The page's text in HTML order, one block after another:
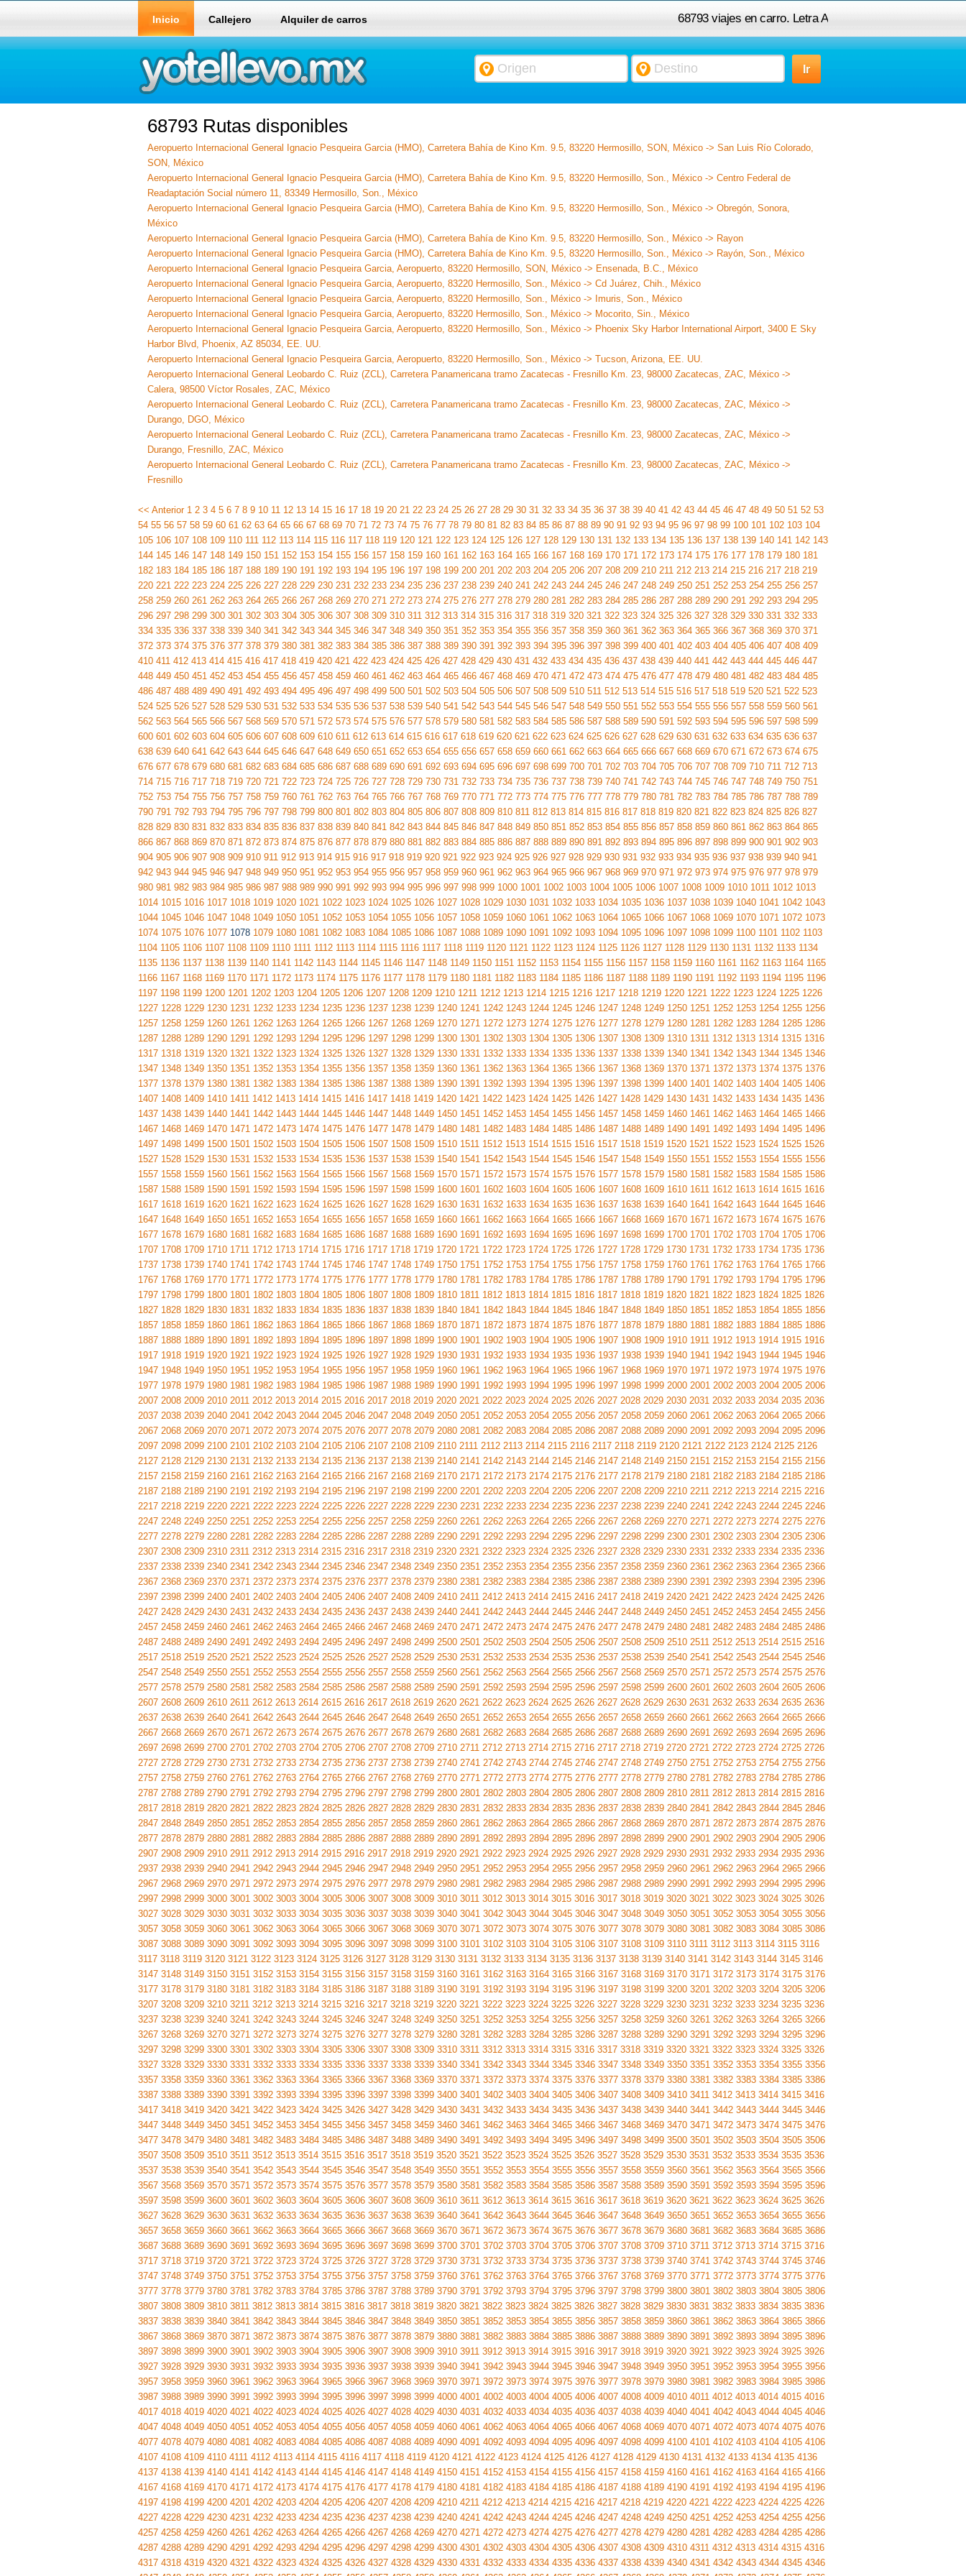
68793 viajes en carro. Letra A
Inicio Callejero Alquiler de carros
68793 Rutas disponibles
Aeropuerto Internacional General Ignacio Pesqueira Garcia (HMO), Carretera Bahía de Kino Km. 9.5, 83220 Hermosillo, SON, México -> San Luis Río Colorado,
SON, México
Aeropuerto Internacional General Ignacio Pesqueira Garcia (HMO), Carretera Bahía de Kino Km. 9.5, 83220 Hermosillo, Son., México -> Centro Federal de
Readaptación Social número 11, 83349 Hermosillo, Son., México
Aeropuerto Internacional General Ignacio Pesqueira Garcia (HMO), Carretera Bahía de Kino Km. 9.5, 83220 Hermosillo, Son., México -> Obregón, Sonora,
México
Aeropuerto Internacional General Ignacio Pesqueira Garcia (HMO), Carretera Bahía de Kino Km. 9.5, 83220 Hermosillo, Son., México -> Rayon
Aeropuerto Internacional General Ignacio Pesqueira Garcia (HMO), Carretera Bahía de Kino Km. 9.5, 83220 Hermosillo, Son., México -> Rayón, Son., México
Aeropuerto Internacional General Ignacio Pesqueira Garcia, Aeropuerto, 83220 Hermosillo, SON, México -> Ensenada, B.C., México
Aeropuerto Internacional General Ignacio Pesqueira Garcia, Aeropuerto, 83220 Hermosillo, Son., México -> Cd Juárez, Chih., México
Aeropuerto Internacional General Ignacio Pesqueira Garcia, Aeropuerto, 83220 Hermosillo, Son., México -> Imuris, Son., México
Aeropuerto Internacional General Ignacio Pesqueira Garcia, Aeropuerto, 83220 Hermosillo, Son., México -> Mocorito, Sin., México
Aeropuerto Internacional General Ignacio Pesqueira Garcia, Aeropuerto, 83220 Hermosillo, Son., México -> Phoenix Sky Harbor International Airport, 3400 E Sky
Harbor Blvd, Phoenix, AZ 85034, EE. UU.
Aeropuerto Internacional General Ignacio Pesqueira Garcia, Aeropuerto, 83220 Hermosillo, Son., México -> Tucson, Arizona, EE. UU.
Aeropuerto Internacional General Leobardo C. Ruiz (ZCL), Carretera Panamericana tramo Zacatecas - Fresnillo Km. 23, 98000 Zacatecas, ZAC, México ->
Calera, 98500 Víctor Rosales, ZAC, México
Aeropuerto Internacional General Leobardo C. Ruiz (ZCL), Carretera Panamericana tramo Zacatecas - Fresnillo Km. 23, 98000 Zacatecas, ZAC, México ->
Durango, DGO, México
Aeropuerto Internacional General Leobardo C. Ruiz (ZCL), Carretera Panamericana tramo Zacatecas - Fresnillo Km. 23, 98000 Zacatecas, ZAC, México ->
Durango, Fresnillo, ZAC, México
Aeropuerto Internacional General Leobardo C. Ruiz (ZCL), Carretera Panamericana tramo Zacatecas - Fresnillo Km. 23, 98000 Zacatecas, ZAC, México ->
Fresnillo
<< Anterior 1 2 3 4 5 6 7 8 9 10 11 12 13 14 15 16 17 18 19 20 21 22 23 24 25 26 27 28 29 30 31 32 33 34 35 36 37 38 39 40 41 42 43 44 45 46 47 48 49 50 51 52 53
54 55 56 57 58 59 60 61 62 63 64 65 66 67 68 69 70 71 72 73 74 75 76 77 78 79 80 81 82 83 84 85 86 87 88 89 90 91 92 93 94 95 96 97 98 99 100 101 102 103 104
105 106 107 108 109 110 111 112 113 114 115 116 117 118 119 120 121 122 123 124 125 126 127 128 129 130 131 132 133 134 135 136 137 138 139 140 141 142 143
144 145 146 147 148 149 150 151 152 153 154 155 156 157 158 159 160 161 162 163 164 165 166 167 168 169 170 171 172 173 174 175 176 177 178 179 180 181
182 183 184 185 186 187 188 189 190 191 192 193 194 195 196 197 198 199 200 201 202 203 204 205 206 207 208 209 210 211 212 213 214 215 216 217 218 219
220 221 222 223 224 225 226 227 228 229 230 231 232 233 234 235 236 237 238 239 240 241 242 243 244 245 246 247 248 249 250 251 252 253 254 255 256 257
258 259 260 261 262 263 264 265 266 267 268 269 270 271 272 273 274 275 276 277 278 279 280 281 282 283 284 285 286 287 288 289 290 291 292 293 294 295
296 297 298 299 300 301 302 303 304 305 306 307 308 309 310 311 312 313 314 315 316 317 318 319 320 321 322 323 324 325 326 327 328 329 330 331 332 333
334 335 336 337 338 339 340 341 342 343 344 345 346 347 348 349 350 351 352 353 354 355 356 357 358 359 360 361 362 363 364 365 366 367 368 369 370 371
372 373 374 375 376 377 378 379 380 381 382 383 384 385 386 387 388 389 390 391 392 393 394 395 396 397 398 399 400 401 402 403 404 405 406 407 408 409
410 411 412 413 414 415 416 417 418 419 420 421 422 423 424 425 426 427 428 429 430 431 432 433 434 435 436 437 438 439 440 441 442 443 444 445 446 447
448 449 450 451 452 453 454 455 456 457 458 459 460 461 462 463 464 465 466 467 468 469 470 471 472 473 474 475 476 477 478 479 480 481 482 483 484 485
486 487 488 489 490 491 492 493 494 495 496 497 498 499 500 501 502 503 504 505 506 507 508 509 510 511 512 513 514 515 516 517 518 519 520 521 522 523
524 525 526 527 528 529 530 531 532 533 534 535 536 537 538 539 540 541 542 543 544 545 546 547 548 549 550 551 552 553 554 555 556 557 558 559 560 561
562 563 564 565 566 567 568 569 570 571 572 573 574 575 576 577 578 579 580 581 582 583 584 585 586 587 588 589 590 591 592 593 594 595 596 597 598 599
600 601 602 603 604 605 606 607 608 609 610 611 612 613 614 615 616 617 618 619 620 621 622 623 624 625 626 627 628 629 630 631 632 633 634 635 636 637
638 639 640 641 642 643 644 645 646 647 648 649 650 651 652 653 654 655 656 657 658 659 660 661 662 663 664 665 666 667 668 669 670 671 672 673 674 675
676 677 678 679 680 681 682 683 684 685 686 687 688 689 690 691 692 693 694 695 696 697 698 699 700 701 702 703 704 705 706 707 708 709 710 711 712 713
714 715 716 717 718 719 720 721 722 723 724 725 726 727 728 729 730 731 732 733 734 735 736 737 738 739 740 741 742 743 744 745 746 747 748 749 750 751
752 753 754 755 756 757 758 759 760 761 762 763 764 765 766 767 768 769 770 771 772 773 774 775 776 777 778 779 780 781 782 783 784 785 786 787 788 789
790 791 792 793 794 795 796 797 798 799 800 801 802 803 804 805 806 807 808 809 810 811 812 813 814 815 816 817 818 819 820 821 822 823 824 825 826 827
828 829 830 831 832 833 834 835 836 837 838 839 840 841 842 843 844 845 846 847 848 849 850 851 852 853 854 855 856 857 858 859 860 861 862 863 864 865
866 867 868 869 870 871 872 873 874 875 876 877 878 879 880 881 882 883 884 885 886 887 888 889 890 891 892 893 894 895 896 897 898 899 900 901 902 903
904 905 906 907 908 909 910 911 912 913 914 915 916 917 918 919 920 921 922 923 924 925 926 927 928 929 930 931 932 933 934 935 936 937 938 939 940 941
942 943 944 945 946 947 948 949 950 951 952 953 954 955 956 957 958 959 960 961 962 963 964 965 966 967 968 969 970 971 972 973 974 975 976 977 978 979
980 981 982 983 984 985 986 987 988 989 990 991 992 993 994 995 996 997 998 999 1000 1001 1002 1003 1004 1005 1006 1007 1008 1009 1010 1011 1012 1013
1014 1015 1016 1017 1018 1019 1020 1021 1022 1023 1024 1025 1026 1027 1028 1029 1030 1031 1032 1033 1034 1035 1036 1037 1038 1039 1040 1041 1042 1043
1044 1045 1046 1047 1048 1049 1050 1051 1052 1053 1054 1055 1056 1057 1058 1059 1060 1061 1062 1063 1064 1065 1066 1067 1068 1069 1070 1071 1072 1073
1074 1075 1076 1077 1078 1079 1080 1081 1082 1083 1084 1085 1086 1087 1088 1089 1090 1091 1092 1093 1094 1095 1096 1097 1098 1099 1100 1101 1102 1103
1104 1105 1106 1107 1108 1109 1110 1111 1112 1113 1114 1115 1116 1117 1118 1119 1120 1121 1122 1123 1124 1125 1126 1127 1128 1129 1130 1131 1132 1133 1134
1135 1136 1137 1138 1139 1140 1141 1142 1143 1144 1145 1146 1147 1148 1149 1150 1151 1152 1153 1154 1155 1156 1157 1158 1159 1160 1161 1162 1163 1164 1165
1166 1167 1168 1169 1170 1171 1172 1173 1174 1175 1176 1177 1178 1179 1180 1181 1182 1183 1184 1185 1186 1187 1188 1189 1190 1191 1192 1193 1194 1195 1196
1197 1198 1199 1200 1201 1202 1203 1204 1205 1206 1207 1208 1209 1210 1211 1212 1213 1214 1215 1216 1217 1218 1219 1220 1221 1222 1223 1224 1225 1226
1227 1228 1229 1230 1231 1232 1233 1234 1235 1236 1237 1238 1239 1240 1241 1242 1243 1244 1245 1246 1247 1248 1249 1250 1251 1252 1253 1254 1255 1256
1257 1258 1259 1260 1261 1262 1263 1264 1265 1266 1267 1268 1269 1270 1271 1272 1273 1274 1275 1276 1277 1278 1279 1280 1281 1282 1283 1284 1285 1286
1287 1288 1289 1290 1291 1292 1293 1294 1295 1296 1297 1298 1299 1300 1301 1302 1303 1304 1305 1306 1307 1308 1309 1310 1311 1312 1313 1314 1315 1316
1317 1318 1319 1320 1321 1322 1323 1324 1325 1326 1327 1328 1329 1330 1331 1332 1333 1334 1335 1336 1337 1338 1339 1340 1341 1342 1343 1344 1345 1346
1347 1348 1349 1350 1351 1352 1353 1354 1355 1356 1357 1358 1359 1360 1361 1362 1363 1364 1365 1366 1367 1368 1369 1370 1371 1372 1373 1374 1375 1376
1377 1378 1379 1380 1381 1382 1383 1384 1385 1386 1387 1388 1389 1390 1391 1392 1393 1394 1395 1396 1397 1398 1399 1400 1401 1402 1403 1404 1405 1406
1407 1408 1409 1410 1411 1412 1413 1414 1415 1416 1417 1418 1419 1420 1421 1422 1423 1424 1425 1426 1427 1428 1429 1430 1431 1432 1433 1434 1435 1436
1437 1438 1439 1440 1441 1442 1443 1444 1445 1446 1447 1448 1449 1450 1451 1452 1453 1454 1455 1456 1457 1458 1459 1460 1461 1462 1463 1464 1465 1466
1467 1468 1469 1470 1471 1472 1473 1474 1475 1476 1477 1478 1479 1480 1481 1482 1483 1484 1485 1486 1487 1488 1489 1490 1491 1492 1493 1494 1495 1496
1497 1498 1499 1500 1501 1502 1503 1504 1505 1506 1507 1508 1509 1510 1511 1512 1513 1514 1515 1516 1517 1518 1519 1520 1521 1522 1523 1524 1525 1526
1527 1528 1529 1530 1531 1532 1533 1534 1535 1536 1537 1538 1539 1540 1541 1542 1543 1544 1545 1546 1547 1548 1549 1550 1551 1552 1553 1554 1555 1556
1557 1558 1559 1560 1561 1562 1563 1564 1565 1566 1567 1568 1569 1570 1571 1572 1573 1574 1575 1576 1577 1578 1579 1580 1581 1582 1583 1584 1585 1586
1587 1588 1589 1590 1591 1592 1593 1594 1595 1596 1597 1598 1599 1600 1601 1602 1603 1604 1605 1606 1607 1608 1609 1610 1611 1612 1613 1614 1615 1616
1617 1618 1619 1620 1621 1622 1623 1624 1625 1626 1627 1628 1629 1630 1631 1632 1633 1634 1635 1636 1637 1638 1639 1640 1641 1642 1643 1644 1645 1646
1647 1648 1649 1650 1651 1652 1653 1654 1655 1656 1657 1658 1659 1660 1661 1662 1663 1664 1665 1666 1667 1668 1669 1670 1671 1672 1673 1674 1675 1676
1677 1678 1679 1680 1681 1682 1683 1684 1685 1686 1687 1688 1689 1690 1691 1692 1693 1694 1695 1696 1697 1698 1699 1700 1701 1702 1703 1704 1705 1706
1707 1708 1709 1710 1711 1712 1713 1714 1715 1716 1717 1718 1719 1720 1721 1722 1723 1724 1725 1726 1727 1728 1729 1730 1731 1732 1733 1734 1735 1736
1737 1738 1739 1740 1741 1742 1743 1744 1745 1746 1747 1748 1749 1750 1751 1752 1753 1754 1755 1756 1757 1758 1759 1760 1761 1762 1763 1764 1765 1766
1767 1768 1769 1770 1771 1772 1773 1774 1775 1776 1777 1778 1779 1780 1781 1782 1783 1784 1785 1786 1787 1788 1789 1790 1791 1792 1793 1794 1795 1796
1797 1798 1799 1800 1801 1802 1803 1804 1805 1806 1807 1808 1809 1810 1811 1812 1813 1814 1815 1816 1817 1818 1819 1820 1821 1822 1823 1824 1825 1826
1827 1828 1829 1830 1831 1832 1833 1834 1835 1836 1837 1838 1839 1840 1841 1842 1843 1844 1845 1846 1847 1848 1849 1850 1851 1852 1853 1854 1855 1856
1857 1858 1859 1860 1861 1862 1863 1864 1865 1866 1867 1868 1869 1870 1871 1872 1873 1874 1875 1876 1877 1878 1879 1880 1881 1882 1883 1884 1885 1886
1887 1888 1889 1890 1891 1892 1893 1894 1895 1896 1897 1898 1899 1900 1901 1902 1903 1904 1905 1906 1907 1908 1909 1910 1911 1912 1913 1914 1915 1916
1917 1918 1919 1920 1921 1922 1923 1924 1925 1926 1927 1928 1929 1930 1931 1932 1933 1934 1935 1936 1937 1938 1939 1940 1941 1942 1943 1944 1945 1946
1947 1948 1949 1950 1951 1952 1953 1954 1955 1956 1957 1958 1959 1960 1961 1962 1963 1964 1965 1966 1967 1968 1969 1970 1971 1972 1973 1974 1975 1976
1977 1978 1979 1980 1981 1982 1983 1984 1985 1986 1987 1988 1989 1990 1991 1992 1993 1994 1995 1996 1997 1998 1999 2000 2001 2002 2003 2004 2005 2006
2007 2008 2009 2010 2011 2012 2013 2014 2015 2016 2017 2018 2019 2020 2021 2022 2023 2024 2025 2026 2027 2028 2029 2030 2031 2032 2033 2034 2035 2036
2037 2038 2039 2040 2041 2042 2043 2044 2045 2046 2047 2048 2049 2050 2051 2052 2053 2054 2055 2056 2057 2058 2059 2060 2061 2062 2063 2064 2065 2066
2067 2068 2069 2070 2071 2072 2073 2074 2075 2076 2077 2078 2079 2080 2081 2082 2083 2084 2085 2086 2087 2088 2089 2090 2091 2092 2093 2094 2095 2096
2097 2098 2099 2100 2101 2102 2103 2104 2105 2106 2107 2108 2109 2110 2111 2112 2113 2114 2115 2116 2117 2118 2119 2120 2121 2122 2123 2124 2125 2126
2127 2128 2129 2130 2131 2132 2133 2134 2135 2136 2137 2138 2139 2140 2141 2142 2143 2144 2145 2146 2147 2148 2149 2150 2151 2152 2153 2154 2155 2156
2157 2158 2159 2160 2161 2162 2163 2164 2165 2166 2167 2168 2169 2170 2171 2172 2173 2174 2175 2176 2177 2178 2179 2180 2181 2182 2183 2184 2185 2186
2187 2188 2189 2190 2191 2192 2193 2194 2195 2196 2197 2198 2199 2200 2201 2202 2203 2204 2205 2206 2207 2208 2209 2210 2211 2212 2213 2214 2215 2216
2217 2218 2219 2220 2221 2222 2223 2224 2225 2226 2227 2228 2229 2230 2231 2232 2233 2234 2235 2236 2237 2238 2239 2240 2241 2242 2243 2244 2245 2246
2247 2248 2249 2250 2251 2252 2253 2254 2255 2256 2257 2258 2259 2260 2261 2262 2263 2264 2265 2266 2267 2268 2269 2270 2271 2272 2273 2274 2275 2276
2277 2278 2279 2280 2281 2282 2283 2284 2285 2286 2287 2288 2289 2290 2291 2292 2293 2294 2295 2296 2297 2298 2299 2300 2301 2302 2303 2304 2305 2306
2307 2308 2309 2310 2311 2312 2313 2314 2315 2316 2317 2318 2319 2320 2321 2322 2323 2324 2325 2326 2327 2328 2329 2330 2331 2332 2333 2334 2335 2336
2337 2338 2339 2340 2341 2342 2343 2344 2345 2346 2347 2348 2349 2350 2351 2352 2353 2354 2355 2356 2357 2358 2359 2360 2361 2362 2363 2364 2365 2366
2367 2368 2369 2370 2371 2372 2373 2374 2375 2376 2377 2378 2379 2380 2381 2382 2383 2384 2385 2386 2387 2388 2389 2390 2391 2392 2393 2394 2395 2396
2397 2398 2399 2400 2401 2402 2403 2404 2405 2406 2407 2408 2409 2410 2411 2412 2413 2414 2415 2416 2417 2418 2419 2420 2421 2422 2423 2424 2425 2426
2427 2428 2429 2430 2431 2432 2433 2434 2435 2436 2437 2438 2439 2440 2441 2442 2443 2444 2445 2446 2447 2448 2449 2450 2451 2452 2453 2454 2455 2456
2457 2458 2459 2460 2461 2462 2463 2464 2465 2466 2467 2468 2469 2470 2471 2472 2473 2474 2475 2476 2477 2478 2479 2480 2481 2482 2483 2484 2485 2486
2487 2488 2489 2490 2491 2492 2493 2494 2495 2496 2497 2498 2499 2500 2501 2502 2503 2504 2505 2506 2507 2508 2509 2510 2511 2512 2513 2514 2515 2516
2517 2518 2519 2520 2521 2522 2523 2524 2525 2526 2527 2528 2529 2530 2531 2532 2533 2534 2535 2536 2537 2538 2539 2540 2541 2542 2543 2544 2545 2546
2547 2548 2549 2550 2551 2552 2553 2554 2555 2556 2557 2558 2559 2560 2561 2562 2563 2564 2565 2566 2567 2568 2569 2570 2571 2572 2573 2574 2575 2576
2577 2578 2579 2580 2581 2582 2583 2584 2585 2586 2587 2588 2589 2590 2591 2592 2593 2594 2595 2596 2597 2598 2599 2600 2601 2602 2603 2604 2605 2606
2607 2608 2609 2610 2611 2612 2613 2614 2615 2616 2617 2618 2619 2620 2621 2622 2623 2624 2625 2626 2627 2628 2629 2630 2631 2632 2633 2634 2635 2636
2637 2638 2639 2640 2641 2642 2643 2644 2645 2646 2647 2648 2649 2650 2651 2652 2653 2654 2655 2656 2657 2658 2659 2660 2661 2662 2663 2664 2665 2666
2667 2668 2669 2670 2671 2672 2673 2674 2675 2676 2677 2678 2679 2680 2681 2682 2683 2684 2685 2686 2687 2688 2689 2690 2691 2692 2693 2694 2695 2696
2697 2698 2699 2700 2701 2702 2703 2704 2705 2706 2707 2708 2709 2710 2711 2712 2713 2714 2715 2716 2717 2718 2719 2720 2721 2722 2723 2724 2725 2726
2727 2728 2729 2730 2731 2732 2733 2734 2735 2736 2737 2738 2739 2740 2741 2742 2743 2744 2745 2746 2747 2748 2749 2750 2751 2752 2753 2754 2755 2756
2757 2758 2759 2760 2761 2762 2763 2764 2765 2766 2767 2768 2769 2770 2771 2772 2773 2774 2775 2776 2777 2778 2779 2780 2781 2782 2783 2784 2785 2786
2787 2788 2789 2790 2791 2792 2793 2794 2795 2796 2797 2798 2799 2800 2801 2802 2803 2804 2805 2806 2807 2808 2809 2810 2811 2812 2813 2814 2815 2816
2817 2818 2819 2820 2821 2822 2823 2824 2825 2826 2827 2828 2829 2830 2831 2832 2833 2834 2835 2836 2837 2838 2839 2840 2841 2842 2843 2844 2845 2846
2847 2848 2849 2850 2851 2852 2853 2854 2855 2856 2857 2858 2859 2860 2861 2862 2863 2864 2865 2866 2867 2868 2869 2870 2871 2872 2873 2874 2875 2876
2877 2878 2879 2880 2881 2882 2883 2884 2885 2886 2887 2888 2889 2890 2891 2892 2893 2894 2895 2896 2897 2898 2899 2900 2901 2902 2903 2904 2905 2906
2907 2908 2909 2910 2911 2912 2913 2914 2915 2916 2917 2918 2919 2920 2921 2922 2923 2924 2925 2926 2927 2928 2929 2930 2931 2932 2933 2934 2935 2936
2937 2938 2939 2940 2941 2942 2943 2944 2945 2946 2947 2948 2949 2950 2951 2952 2953 2954 2955 2956 2957 2958 2959 2960 2961 2962 2963 2964 2965 2966
2967 2968 2969 2970 2971 2972 2973 2974 2975 2976 2977 2978 2979 2980 2981 2982 2983 2984 2985 2986 2987 2988 2989 2990 2991 2992 2993 2994 2995 2996
2997 2998 2999 3000 3001 3002 3003 3004 3005 3006 3007 3008 3009 3010 3011 3012 3013 3014 3015 3016 3017 3018 3019 3020 3021 3022 3023 3024 3025 3026
3027 3028 3029 3030 3031 3032 3033 3034 3035 3036 3037 3038 3039 3040 3041 3042 3043 3044 3045 3046 3047 3048 3049 3050 3051 3052 3053 3054 3055 3056
3057 3058 3059 3060 3061 3062 3063 3064 3065 3066 3067 3068 3069 3070 3071 3072 3073 3074 3075 3076 3077 3078 3079 3080 3081 3082 3083 3084 3085 3086
3087 3088 3089 3090 3091 3092 3093 3094 3095 3096 3097 3098 3099 3100 3101 3102 3103 3104 3105 3106 3107 3108 3109 3110 3111 3112 3113 3114 3115 3116
3117 3118 3119 3120 3121 3122 3123 3124 3125 3126 3127 3128 3129 3130 3131 3132 3133 3134 3135 3136 3137 3138 3139 3140 3141 3142 3143 3144 3145 3146
3147 3148 3149 3150 3151 3152 3153 3154 3155 3156 3157 3158 3159 3160 3161 3162 3163 3164 3165 3166 3167 3168 3169 3170 3171 3172 3173 3174 3175 3176
3177 3178 3179 3180 3181 3182 3183 3184 3185 3186 3187 3188 3189 3190 3191 3192 3193 3194 3195 3196 3197 3198 3199 3200 3201 3202 3203 3204 3205 3206
3207 3208 3209 3210 3211 3212 3213 3214 3215 3216 3217 3218 3219 3220 3221 3222 3223 3224 3225 3226 3227 3228 3229 3230 3231 3232 3233 3234 3235 3236
3237 3238 3239 3240 3241 3242 3243 3244 3245 3246 3247 3248 3249 3250 3251 3252 3253 3254 3255 3256 3257 3258 3259 3260 3261 3262 3263 3264 3265 3266
3267 3268 3269 3270 3271 3272 3273 3274 3275 3276 3277 3278 3279 3280 3281 3282 3283 3284 3285 3286 3287 3288 3289 3290 3291 3292 3293 3294 3295 3296
3297 3298 3299 3300 3301 3302 3303 3304 3305 3306 3307 3308 3309 3310 3311 3312 3313 3314 3315 3316 3317 3318 3319 3320 3321 3322 3323 3324 3325 3326
3327 3328 3329 3330 3331 3332 3333 3334 3335 3336 3337 3338 3339 3340 3341 3342 3343 3344 3345 3346 3347 3348 3349 3350 3351 3352 3353 3354 3355 3356
3357 3358 3359 3360 3361 3362 3363 3364 3365 3366 3367 3368 3369 3370 3371 3372 3373 3374 3375 3376 3377 3378 3379 3380 3381 3382 3383 3384 3385 3386
3387 3388 3389 3390 3391 3392 3393 3394 3395 3396 3397 3398 3399 3400 3401 3402 3403 3404 3405 3406 3407 3408 3409 3410 3411 3412 3413 3414 3415 3416
3417 3418 3419 3420 3421 3422 3423 3424 3425 3426 3427 3428 3429 3430 3431 3432 3433 3434 3435 3436 3437 3438 3439 3440 3441 3442 3443 3444 3445 3446
3447 3448 3449 3450 3451 3452 3453 3454 3455 3456 3457 3458 3459 3460 3461 3462 3463 3464 3465 3466 3467 3468 3469 3470 3471 3472 3473 3474 3475 3476
3477 3478 3479 3480 3481 3482 3483 3484 3485 3486 3487 3488 3489 3490 3491 3492 3493 3494 3495 3496 3497 3498 3499 3500 3501 3502 3503 3504 3505 3506
3507 3508 3509 3510 3511 3512 3513 3514 3515 3516 3517 3518 3519 3520 3521 3522 3523 3524 3525 3526 3527 3528 3529 3530 3531 3532 3533 3534 3535 3536
3537 3538 3539 3540 3541 3542 3543 3544 3545 3546 3547 3548 3549 3550 3551 3552 3553 3554 3555 3556 3557 3558 3559 3560 3561 3562 3563 3564 3565 3566
3567 3568 3569 3570 3571 3572 3573 3574 3575 3576 3577 3578 3579 3580 3581 3582 3583 3584 3585 3586 3587 3588 3589 3590 3591 3592 3593 3594 3595 3596
3597 3598 3599 3600 3601 3602 3603 3604 3605 3606 3607 3608 3609 3610 3611 3612 3613 3614 3615 3616 3617 3618 3619 3620 3621 3622 3623 3624 3625 3626
3627 3628 3629 3630 3631 3632 3633 3634 3635 3636 3637 3638 3639 3640 3641 3642 3643 3644 3645 3646 3647 3648 3649 3650 3651 3652 3653 3654 3655 3656
3657 3658 3659 3660 3661 3662 3663 3664 3665 3666 3667 3668 3669 3670 3671 3672 3673 3674 3675 3676 3677 3678 3679 3680 3681 3682 3683 3684 3685 3686
3687 3688 3689 3690 3691 3692 3693 3694 3695 3696 3697 3698 3699 3700 3701 3702 3703 3704 3705 3706 3707 3708 3709 3710 3711 3712 3713 3714 3715 3716
3717 3718 3719 3720 3721 3722 3723 3724 3725 3726 3727 3728 3729 3730 3731 3732 3733 3734 3735 3736 3737 3738 3739 3740 3741 3742 3743 3744 3745 3746
3747 3748 3749 3750 3751 3752 3753 3754 3755 3756 3757 3758 3759 3760 3761 3762 3763 3764 3765 3766 3767 3768 3769 3770 3771 3772 3773 3774 3775 3776
3777 3778 3779 3780 3781 3782 3783 3784 3785 3786 3787 3788 3789 3790 3791 3792 3793 3794 3795 3796 3797 3798 3799 3800 3801 3802 3803 3804 3805 3806
3807 3808 3809 3810 3811 3812 3813 3814 3815 3816 3817 3818 3819 3820 3821 3822 3823 3824 3825 3826 3827 3828 3829 3830 3831 3832 3833 3834 3835 3836
3837 3838 3839 3840 3841 3842 3843 3844 3845 3846 3847 3848 3849 3850 3851 3852 3853 3854 3855 3856 3857 3858 3859 3860 3861 3862 3863 3864 3865 3866
3867 3868 3869 3870 3871 3872 3873 3874 3875 3876 3877 3878 3879 3880 3881 3882 3883 3884 3885 3886 3887 3888 3889 3890 3891 3892 3893 3894 3895 3896
3897 3898 3899 3900 3901 3902 3903 3904 3905 3906 3907 3908 3909 3910 3911 3912 3913 3914 3915 3916 3917 3918 3919 3920 3921 3922 3923 3924 3925 3926
3927 3928 3929 3930 3931 3932 3933 3934 3935 3936 3937 3938 3939 3940 3941 3942 3943 3944 3945 3946 3947 3948 3949 3950 3951 3952 3953 3954 3955 3956
3957 3958 3959 3960 3961 3962 3963 3964 3965 3966 3967 3968 3969 3970 3971 3972 3973 3974 3975 3976 3977 3978 3979 3980 3981 3982 3983 3984 3985 3986
3987 3988 3989 3990 3991 3992 3993 3994 3995 3996 3997 3998 3999 4000 4001 4002 4003 4004 4005 4006 4007 4008 4009 4010 4011 4012 4013 4014 4015 4016
4017 4018 4019 4020 4021 4022 4023 4024 4025 4026 4027 4028 4029 4030 4031 4032 4033 4034 4035 4036 4037 4038 4039 4040 4041 4042 4043 4044 4045 4046
4047 4048 4049 4050 4051 4052 4053 4054 4055 4056 4057 4058 4059 4060 4061 4062 4063 4064 4065 4066 4067 4068 4069 4070 4071 4072 4073 4074 4075 4076
4077 4078 4079 4080 4081 4082 4083 4084 4085 4086 4087 4088 4089 4090 4091 4092 4093 4094 4095 4096 4097 4098 4099 4100 4101 4102 4103 4104 4105 4106
4107 4108 4109 4110 4111 4112 4113 4114 4115 4116 4117 4118 4119 4120 4121 4122 4123 4124 4125 4126 4127 4128 4129 4130 4131 4132 4133 4134 4135 4136
4137 4138 4139 4140 4141 4142 4143 4144 4145 4146 4147 4148 4149 4150 4151 4152 4153 4154 4155 4156 4157 4158 4159 4160 4161 4162 4163 4164 4165 4166
4167 4168 4169 4170 4171 4172 4173 4174 4175 4176 4177 4178 4179 4180 4181 4182 4183 4184 4185 4186 4187 4188 4189 4190 4191 4192 4193 4194 4195 4196
4197 4198 4199 4200 4201 4202 4203 4204 4205 4206 4207 4208 4209 4210 4211 4212 4213 4214 4215 4216 4217 4218 4219 4220 4221 4222 4223 4224 4225 4226
4227 4228 4229 4230 4231 4232 4233 4234 4235 4236 4237 4238 4239 4240 4241 4242 4243 4244 4245 4246 4247 4248 4249 4250 4251 4252 4253 4254 4255 4256
4257 4258 4259 4260 4261 4262 4263 4264 4265 4266 4267 4268 4269 4270 4271 4272 4273 4274 4275 4276 4277 4278 4279 4280 4281 4282 4283 4284 4285 4286
4287 4288 4289 4290 4291 4292 4293 4294 4295 4296 4297 4298 4299 4300 4301 4302 4303 4304 4305 4306 4307 4308 4309 4310 4311 4312 4313 4314 4315 4316
4317 4318 4319 4320 4321 4322 4323 4324 4325 4326 4327 4328 4329 4330 4331 4332 4333 4334 4335 4336 4337 4338 4339 4340 4341 4342 4343 4344 4345 4346